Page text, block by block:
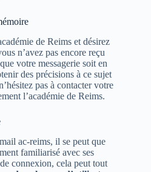
de Reims et désirez
n’avez pas encore reçu
votre messagerie soit en
des précisions à ce sujet
pas à contacter votre
l’académie de Reims.
ac-reims, il se peut que
familiarisé avec ses
connexion, cela peut tout